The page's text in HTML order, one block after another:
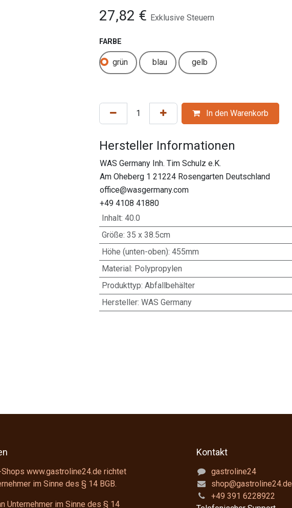
27,82 € Exklusive Steuern
FARBE
grün blau gelb
In den Warenkorb
Hersteller Informationen
WAS Germany Inh. Tim Schulz e.K.
Am Oheberg 1 21224 Rosengarten Deutschland
office@wasgermany.com
+49 4108 41880
Inhalt: 40.0
Größe: 35 x 38.5cm
Höhe (unten-oben): 455mm
Material: Polypropylen
Produkttyp: Abfallbehälter
Hersteller: WAS Germany
www.gastroline24.de richtet
im Sinne des § 14 BGB.
Unternehmer im Sinne des § 14
Kontakt
gastroline24
shop@gastroline24.de
+49 391 6228922